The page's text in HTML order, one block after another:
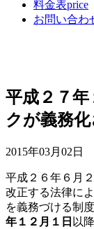
料金表price
お問い合わ
平成２７
クが義務化
2015年03月02日
平成２６年６月
改正する法律によ
を義務づける制
年１２月１日 以降